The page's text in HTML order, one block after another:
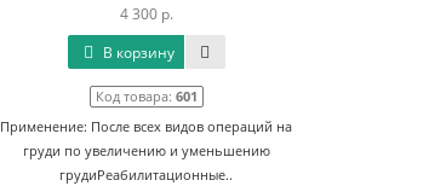
4 300 р.
В корзину
Код товара: 601
Применение: После всех видов операций на
груди по увеличению и уменьшению
грудиРеабилитационные..